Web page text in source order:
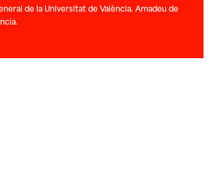
de la Universitat de València. Amadeu de